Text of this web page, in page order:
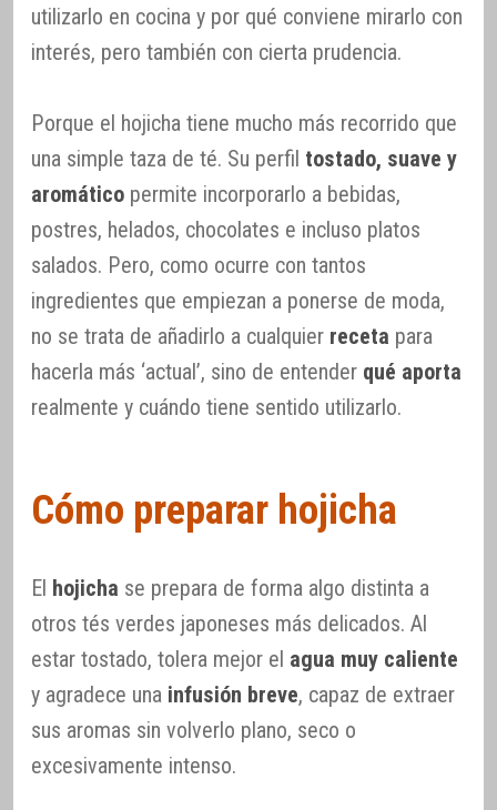
utilizarlo en cocina y por qué conviene mirarlo con
interés, pero también con cierta prudencia.
Porque el hojicha tiene mucho más recorrido que
una simple taza de té. Su perfil tostado, suave y
aromático permite incorporarlo a bebidas,
postres, helados, chocolates e incluso platos
salados. Pero, como ocurre con tantos
ingredientes que empiezan a ponerse de moda,
no se trata de añadirlo a cualquier receta para
hacerla más ‘actual’, sino de entender qué aporta
realmente y cuándo tiene sentido utilizarlo.
Cómo preparar hojicha
El hojicha se prepara de forma algo distinta a
otros tés verdes japoneses más delicados. Al
estar tostado, tolera mejor el agua muy caliente
y agradece una infusión breve, capaz de extraer
sus aromas sin volverlo plano, seco o
excesivamente intenso.